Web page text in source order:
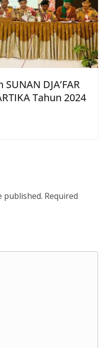
DJA’FAR
Tahun 2024
published. Required